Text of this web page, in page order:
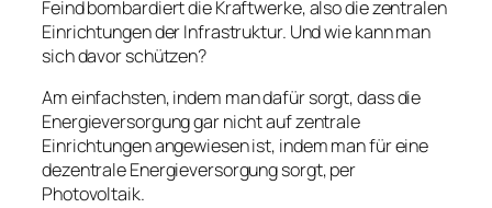
Feind bombardiert die Kraftwerke, also die zentralen
Einrichtungen der Infrastruktur. Und wie kann man
sich davor schützen?
Am einfachsten, indem man dafür sorgt, dass die
Energieversorgung gar nicht auf zentrale
Einrichtungen angewiesen ist, indem man für eine
dezentrale Energieversorgung sorgt, per
Photovoltaik.